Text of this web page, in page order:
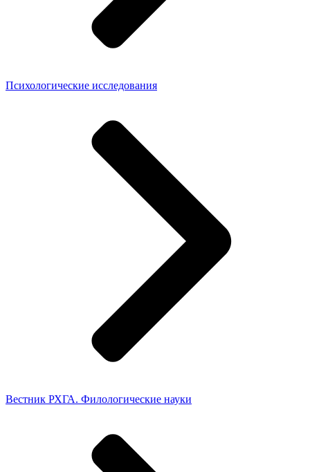
Психологические исследования
Вестник РХГА. Филологические науки